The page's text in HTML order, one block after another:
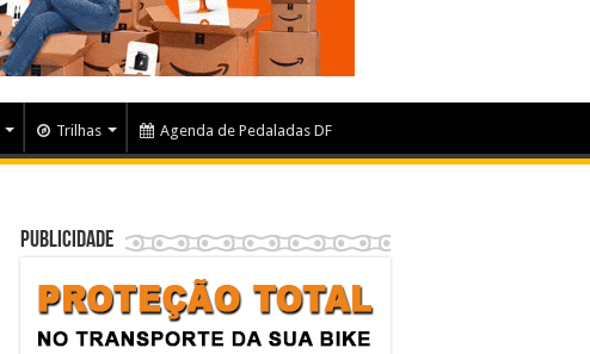
Trilhas Agenda de Pedaladas DF
Publicidade